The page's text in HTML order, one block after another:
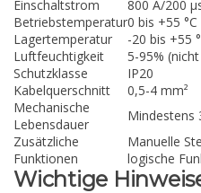
Einschaltstrom
800 A/200
Betriebstemperatur0 bis +55 °C
Lagertemperatur
-20 bis +55
Luftfeuchtigkeit
5-95%
Schutzklasse
IP20
Kabelquerschnitt
0,5-4 mm²
Mechanische
Lebensdauer
Mindestens
Zusätzliche
Funktionen
Manuelle
logische
Wichtige